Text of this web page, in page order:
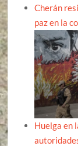
Cherán
paz en la
Huelga en